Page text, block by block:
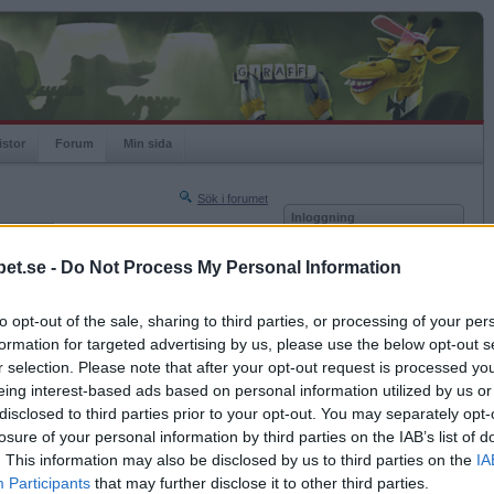
- Do Not Process My Personal Information
opt-out of the sale, sharing to third parties, or processing of your
for targeted advertising by us, please use the below opt-out
selection. Please note that after your opt-out request is processed
interest-based ads based on personal information utilized by us
to third parties prior to your opt-out. You may separately
of your personal information by third parties on the IAB’s list of
This information may also be disclosed by us to third parties on the
Participants that may further disclose it to other third parties.
Forum Min sida
Sök i forumet
Nästa sida »
2011-12-12 15:47
in i vardagsrummet.
Inloggning
Kom ihåg mig
Glömt ditt lösenord?
Få ny aktiveringslänk
Betapet är gratis!